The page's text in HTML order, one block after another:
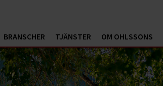
BRANSCHER TJÄNSTER OM OHLSSONS